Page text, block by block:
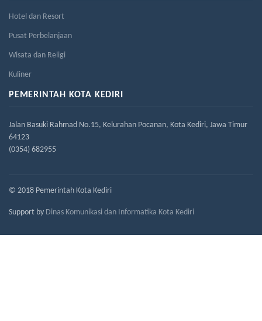
Hotel dan Resort
Pusat Perbelanjaan
Wisata dan Religi
Kuliner
PEMERINTAH KOTA KEDIRI
Jalan Basuki Rahmad No.15, Kelurahan Pocanan, Kota Kediri, Jawa Timur
64123
(0354) 682955
© 2018 Pemerintah Kota Kediri
Support by Dinas Komunikasi dan Informatika Kota Kediri